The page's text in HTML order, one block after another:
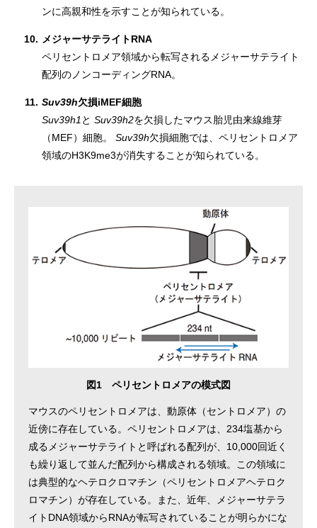
ンに高親和性を示すことが知られている。
10. メジャーサテライトRNA
ペリセントロメア領域から転写されるメジャーサテライト
配列のノンコーディングRNA。
11. Suv39h欠損iMEF細胞
Suv39h1 とSuv39h2を欠損したマウス胎児由来線維芽
（MEF）細胞。Suv39h欠損細胞では、ペリセントロメア
領域のH3K9me3が消失することが知られている。
図1 ペリセントロメアの模式図
マウスのペリセントロメアは、動原体（セントロメア）の
近傍に存在している。ペリセントロメアは、234塩基から
成るメジャーサテライトと呼ばれる配列が、10,000回近く
も繰り返して並んだ配列から構成される領域。この領域に
は典型的なヘテロクロマチン（ペリセントロメアヘテロク
ロマチン）が存在している。また、近年、メジャーサテラ
イトDNA領域からRNAが転写されていることが明らかにな